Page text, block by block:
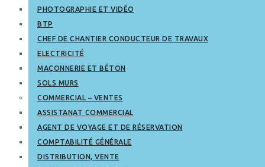
PHOTOGRAPHIE ET VIDÉO
BTP
CHEF DE CHANTIER CONDUCTEUR DE TRAVAUX
ELECTRICITÉ
MAÇONNERIE ET BÉTON
SOLS MURS
COMMERCIAL – VENTES
ASSISTANAT COMMERCIAL
AGENT DE VOYAGE ET DE RÉSERVATION
COMPTABILITÉ GÉNÉRALE
DISTRIBUTION, VENTE